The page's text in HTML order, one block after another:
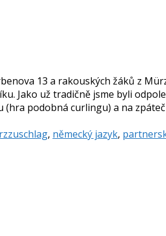
13 a rakouských žáků z
Jako už tradičně jsme byli
podobná curlingu) a na
, německý jazyk,